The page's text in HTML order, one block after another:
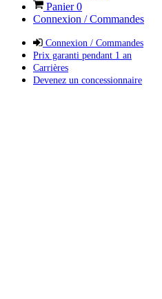
Panier0
Connexion / Commandes
Connexion / Commandes
Prix garanti pendant 1 an
Carrières
Devenez un concessionnaire